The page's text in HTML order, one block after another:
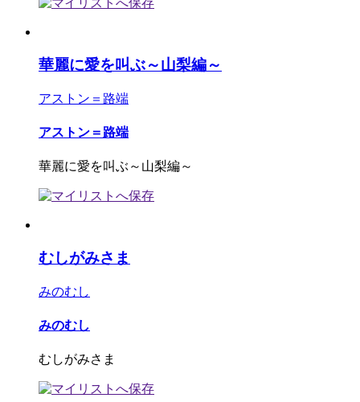
華麗に愛を叫ぶ～山梨編～
アストン＝路端
アストン＝路端
華麗に愛を叫ぶ～山梨編～
むしがみさま
みのむし
みのむし
むしがみさま